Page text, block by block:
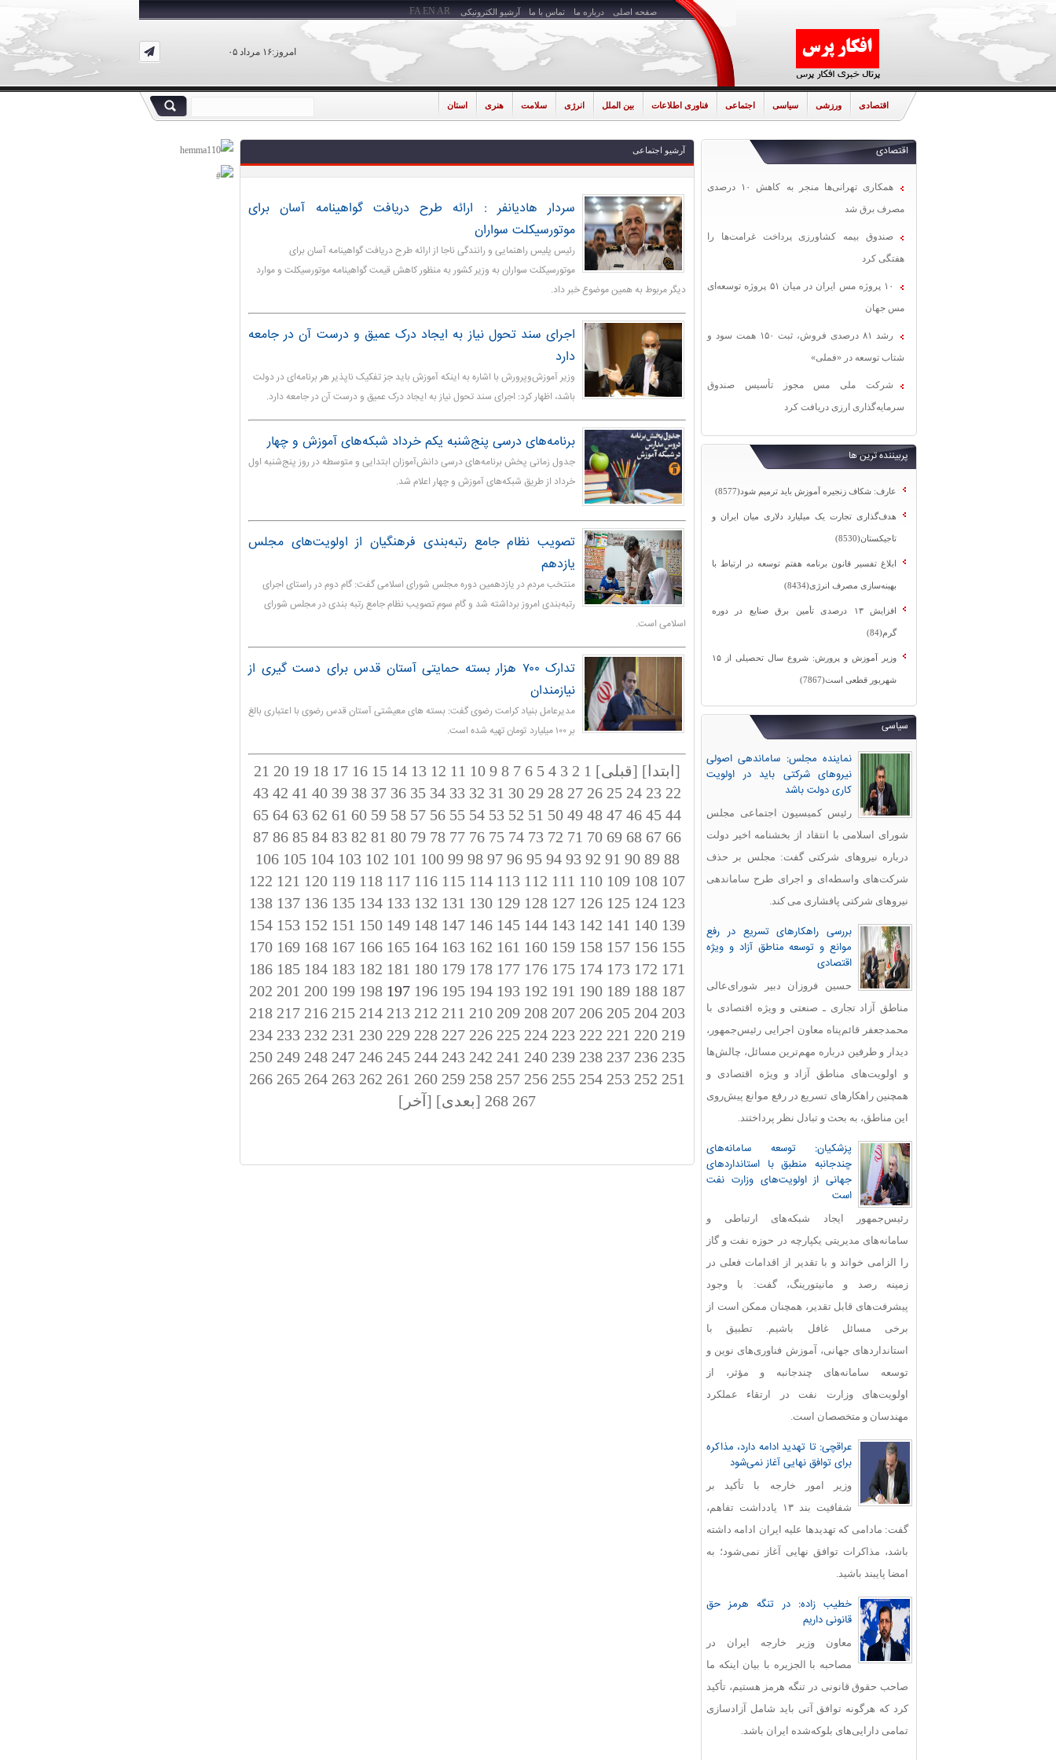
صفحه اصلی درباره ما تماس با ما آرشیو الکترونیکی
امروز:۱۶ مرداد ۰۵
FA EN AR
اقتصادی ورزشی سیاسی اجتماعی فناوری اطلاعات بین الملل انرژی سلامت هنری استان
اقتصادی
همکاری تهرانی‌ها منجر به کاهش ۱۰ درصدی
مصرف برق شد
صندوق بیمه کشاورزی پرداخت غرامت‌ها را
هفتگی کرد
۱۰ پروژه مس ایران در میان ۵۱ پروژه توسعه‌ای
مس جهان
رشد ۸۱ درصدی فروش، ثبت ۱۵۰ همت سود و
شتاب توسعه در «فملی»
شرکت ملی مس مجوز تأسیس صندوق
سرمایه‌گذاری ارزی دریافت کرد
پربیننده ترین ها
عارف: شکاف زنجیره آموزش باید ترمیم شود(8577)
هدف‌گذاری تجارت یک میلیارد دلاری میان ایران و
تاجیکستان(8530)
ابلاغ تفسیر قانون برنامه هفتم توسعه در ارتباط با
بهینه‌سازی مصرف انرژی(8434)
افزایش ۱۳ درصدی تأمین برق صنایع در دوره
گرم(84)
وزیر آموزش و پرورش: شروع سال تحصیلی از ۱۵
شهریور قطعی است(7867)
سیاسی
نماینده مجلس: ساماندهی اصولی
نیروهای شرکتی باید در اولویت
کاری دولت باشد
رئیس کمیسیون اجتماعی مجلس
شورای اسلامی با انتقاد از بخشنامه اخیر دولت
درباره نیروهای شرکتی گفت: مجلس بر حذف
شرکت‌های واسطه‌ای و اجرای طرح ساماندهی
نیروهای شرکتی پافشاری می کند.
بررسی راهکارهای تسریع در رفع
موانع و توسعه مناطق آزاد و ویژه
اقتصادی
حسین فروزان دبیر شورای‌عالی
مناطق آزاد تجاری ـ صنعتی و ویژه اقتصادی با
محمدجعفر قائم‌پناه معاون اجرایی رئیس‌جمهور،
دیدار و طرفین درباره مهم‌ترین مسائل، چالش‌ها
و اولویت‌های مناطق آزاد و ویژه اقتصادی و
همچنین راهکارهای تسریع در رفع موانع پیش‌روی
این مناطق، به بحث و تبادل نظر پرداختند.
پزشکیان: توسعه سامانه‌های
چندجانبه منطبق با استانداردهای
جهانی از اولویت‌های وزارت نفت
است
رئیس‌جمهور ایجاد شبکه‌های ارتباطی و
سامانه‌های مدیریتی یکپارچه در حوزه نفت و گاز
را الزامی خواند و با تقدیر از اقدامات فعلی در
زمینه رصد و مانیتورینگ، گفت: با وجود
پیشرفت‌های قابل‌ تقدیر، همچنان ممکن است از
برخی مسائل غافل باشیم. تطبیق با
استانداردهای جهانی، آموزش فناوری‌های نوین و
توسعه سامانه‌های چندجانبه و مؤثر، از
اولویت‌های وزارت نفت در ارتقاء عملکرد
مهندسان و متخصصان است.
عراقچی: تا تهدید ادامه دارد، مذاکره
برای توافق نهایی آغاز نمی‌شود
وزیر امور خارجه با تأکید بر
شفافیت بند ۱۳ یادداشت تفاهم،
گفت: مادامی که تهدیدها علیه ایران ادامه داشته
باشد، مذاکرات توافق نهایی آغاز نمی‌شود؛ به
امضا پایبند باشید.
خطیب زاده: در تنگه هرمز حق
قانونی داریم
معاون وزیر خارجه ایران در
مصاحبه با الجزیره با بیان اینکه ما
صاحب حقوق قانونی در تنگه هرمز هستیم، تأکید
کرد که هرگونه توافق آتی باید شامل آزادسازی
تمامی دارایی‌های بلوکه‌شده ایران باشد.
آرشیو اجتماعی
سردار هادیانفر : ارائه طرح دریافت گواهینامه آسان برای
موتورسیکلت سواران
رئیس پلیس راهنمایی و رانندگی ناجا از ارائه طرح دریافت گواهینامه آسان برای
موتورسیکلت سواران به وزیر کشور به منظور کاهش قیمت گواهینامه موتورسیکلت و موارد
دیگر مربوط به همین موضوع خبر داد.
اجرای سند تحول نیاز به ایجاد درک عمیق و درست آن در جامعه
دارد
وزیر آموزش‌وپرورش با اشاره به اینکه آموزش باید جز تفکیک ناپذیر هر برنامه‌ای در دولت
باشد، اظهار کرد: اجرای سند تحول نیاز به ایجاد درک عمیق و درست آن در جامعه دارد.
برنامه‌های درسی پنج‌شنبه یکم خرداد شبکه‌های آموزش و چهار
جدول زمانی پخش برنامه‌های درسی دانش‌آموزان ابتدایی و متوسطه در روز پنج‌شنبه اول
خرداد از طریق شبکه‌های آموزش و چهار اعلام شد.
تصویب نظام جامع رتبه‌بندی فرهنگیان از اولویت‌های مجلس
یازدهم
منتخب مردم در یازدهمین دوره مجلس شورای اسلامی گفت: گام دوم در راستای اجرای
رتبه‌بندی امروز برداشته شد و گام سوم تصویب نظام جامع رتبه بندی در مجلس شورای
اسلامی است.
تدارک ۷۰۰ هزار بسته حمایتی آستان قدس برای دست گیری از
نیازمندان
مدیرعامل بنیاد کرامت رضوی گفت: بسته های معیشتی آستان قدس رضوی با اعتباری بالغ
بر ۱۰۰ میلیارد تومان تهیه شده است.
[ابتدا] [قبلی] 1
2
3
4
5
6
7
8
9
10
11
12
13
14
15
16
17
18
19
20
21
22
23
24
25
26
27
28
29
30
31
32
33
34
35
36
37
38
39
40
41
42
43
44
45
46
47
48
49
50
51
52
53
54
55
56
57
58
59
60
61
62
63
64
65
66
67
68
69
70
71
72
73
74
75
76
77
78
79
80
81
82
83
84
85
86
87
88
89
90
91
92
93
94
95
96
97
98
99
100
101
102
103
104
105
106
107
108
109
110
111
112
113
114
115
116
117
118
119
120
121
122
123
124
125
126
127
128
129
130
131
132
133
134
135
136
137
138
139
140
141
142
143
144
145
146
147
148
149
150
151
152
153
154
155
156
157
158
159
160
161
162
163
164
165
166
167
168
169
170
171
172
173
174
175
176
177
178
179
180
181
182
183
184
185
186
187
188
189
190
191
192
193
194
195
196
198
199
200
201
202
203
204
205
206
207
208
209
210
211
212
213
214
215
216
217
218
219
220
221
222
223
224
225
226
227
228
229
230
231
232
233
234
235
236
237
238
239
240
241
242
243
244
245
246
247
248
249
250
251
252
253
254
255
256
257
258
259
260
261
262
263
264
265
266
267
268 [بعدی] [آخر]